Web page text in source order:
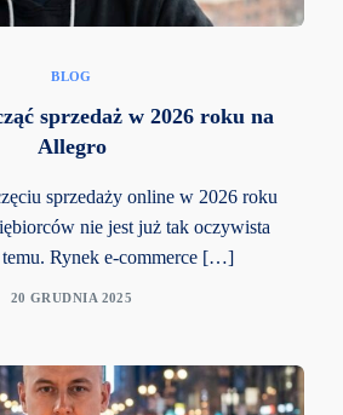
BLOG
sprzedaż w 2026 roku na
Allegro
sprzedaży online w 2026 roku
nie jest już tak oczywista
Rynek e-commerce […]
20 GRUDNIA 2025